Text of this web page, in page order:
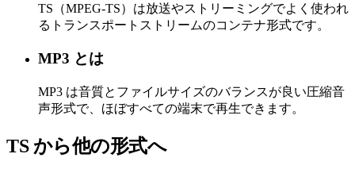
TS（MPEG-TS）は放送やストリーミングでよく使われ
るトランスポートストリームのコンテナ形式です。
MP3 とは
MP3 は音質とファイルサイズのバランスが良い圧縮音
声形式で、ほぼすべての端末で再生できます。
TS から他の形式へ